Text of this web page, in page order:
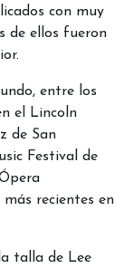
con muy
de ellos fueron
entre los
el Lincoln
de San
Festival de
recientes en
talla de Lee